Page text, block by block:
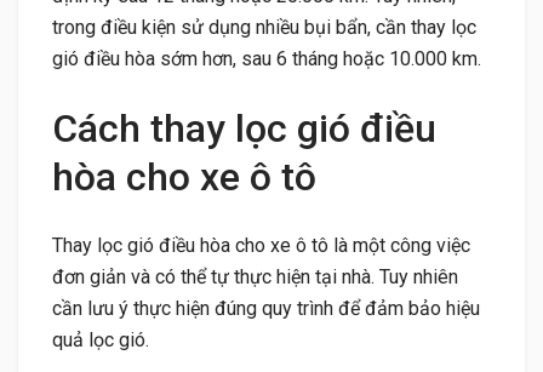
trong điều kiện sử dụng nhiều bụi bẩn, cần thay lọc
gió điều hòa sớm hơn, sau 6 tháng hoặc 10.000 km.
Cách thay lọc gió điều
hòa cho xe ô tô
Thay lọc gió điều hòa cho xe ô tô là một công việc
đơn giản và có thể tự thực hiện tại nhà. Tuy nhiên
cần lưu ý thực hiện đúng quy trình để đảm bảo hiệu
quả lọc gió.